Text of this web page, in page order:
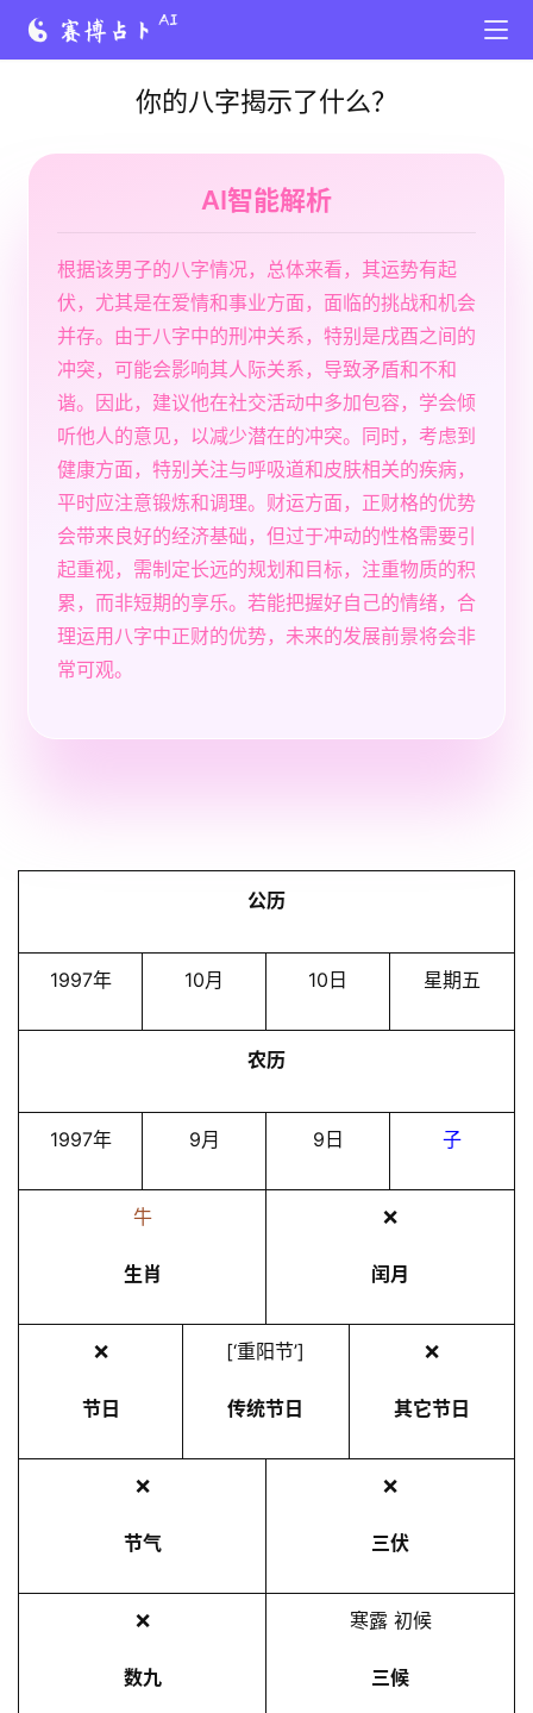
你的八字揭示了什么？
AI智能解析
根据该男子的八字情况，总体来看，其运势有起
伏，尤其是在爱情和事业方面，面临的挑战和机会
并存。由于八字中的刑冲关系，特别是戌酉之间的
冲突，可能会影响其人际关系，导致矛盾和不和
谐。因此，建议他在社交活动中多加包容，学会倾
听他人的意见，以减少潜在的冲突。同时，考虑到
健康方面，特别关注与呼吸道和皮肤相关的疾病，
平时应注意锻炼和调理。财运方面，正财格的优势
会带来良好的经济基础，但过于冲动的性格需要引
起重视，需制定长远的规划和目标，注重物质的积
累，而非短期的享乐。若能把握好自己的情绪，合
理运用八字中正财的优势，未来的发展前景将会非
常可观。
公历
1997年 10月 10日 星期五
农历
1997年 9月 9日 子
牛
生肖
❌
闰月
❌
节日
[‘重阳节’]
传统节日
❌
其它节日
❌
节气
❌
三伏
❌
数九
寒露 初候
三候